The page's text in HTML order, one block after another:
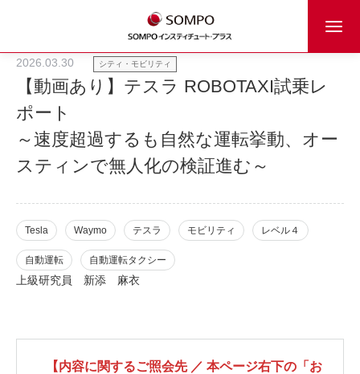
2026.03.30 シティ・モビリティ
【動画あり】テスラ ROBOTAXI試乗レ
ポート
～速度超過するも自然な運転挙動、オー
スティンで無人化の検証進む～
Tesla Waymo テスラ モビリティ レベル４
自動運転 自動運転タクシー
上級研究員 新添 麻衣
【内容に関するご照会先 ／ 本ページ右下の「お